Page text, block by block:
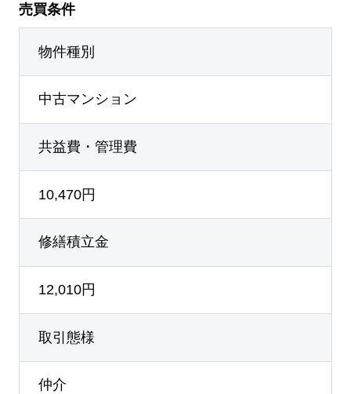
売買条件
物件種別
中古マンション
共益費・管理費
10,470円
修繕積立金
12,010円
取引態様
仲介